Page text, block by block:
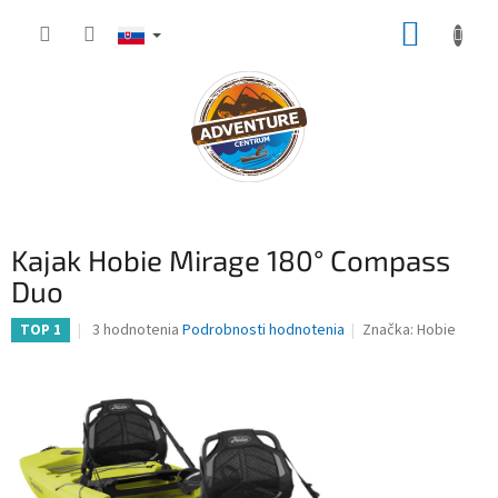
Kajak Hobie Mirage 180° Compass
Duo
TOP 1
Priemerné
4,7
z
5
hviezdičiek.
3 hodnotenia Podrobnosti hodnotenia Značka:Hobie